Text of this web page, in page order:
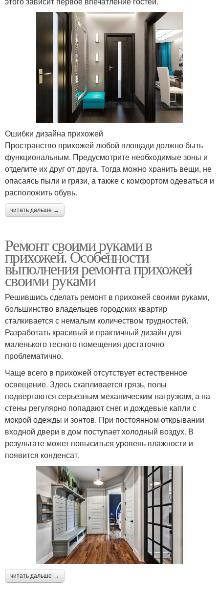
Ошибки дизайна прихожей
Пространство прихожей любой площади должно быть
функциональным. Предусмотрите необходимые зоны и
отделите их друг от друга. Тогда можно хранить вещи, не
опасаясь пыли и грязи, а также с комфортом одеваться и
расположить обувь.
читать дальше →
Ремонт своими руками в
прихожей. Особенности
выполнения ремонта прихожей
своими руками
Решившись сделать ремонт в прихожей своими руками,
большинство владельцев городских квартир
сталкивается с немалым количеством трудностей.
Разработать красивый и практичный дизайн для
маленького тесного помещения достаточно
проблематично.
Чаще всего в прихожей отсутствует естественное
освещение. Здесь скапливается грязь, полы
подвергаются серьезным механическим нагрузкам, а на
стены регулярно попадают снег и дождевые капли с
мокрой одежды и зонтов. При постоянном открывании
входной двери в дом поступает холодный воздух. В
результате может повыситься уровень влажности и
появится конденсат.
читать дальше →